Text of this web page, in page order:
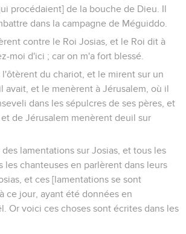
procédaient] de la bouche de Dieu. Il
dans la campagne de Méguiddo.
contre le Roi Josias, et le Roi dit à
moi d'ici ; car on m'a fort blessé.
l'ôtèrent du chariot, et le mirent sur un
avait, et le menèrent à Jérusalem, où il
dans les sépulcres de ses pères, et
de Jérusalem menèrent deuil sur
lamentations sur Josias, et tous les
les chanteuses en parlèrent dans leurs
et ces [lamentations se sont
ce jour, ayant été données en
Or voici ces choses sont écrites dans les